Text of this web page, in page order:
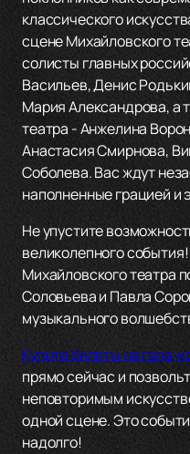
классического
сцене Михайловского
солисты главных
Васильев, Денис
Мария Александрова, а
театра - Анжелина
Анастасия Смирнова,
Соболева. Вас ждут
наполненные грацией
Не упустите
великолепного
Михайловского театра
Соловьева и Павла
музыкального
Купите билеты на гала-
прямо сейчас и
неповторимым
одной сцене. Это
надолго!